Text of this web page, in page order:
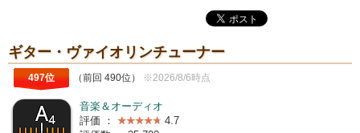
ギター・ヴァイオリンチューナー
497位 （前回 490位） ※2026/8/6時点
音楽＆オーディオ
評価 ：
4.7